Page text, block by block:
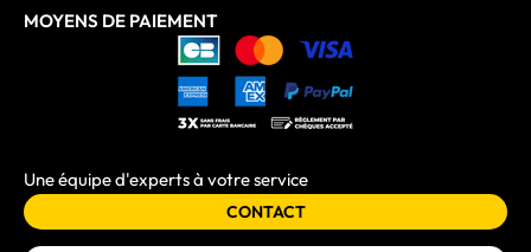
MOYENS DE PAIEMENT
Une équipe d'experts à votre service
CONTACT